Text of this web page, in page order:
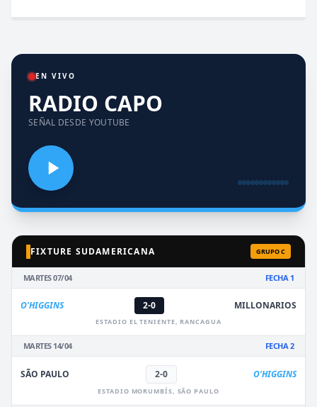
EN VIVO
RADIO CAPO
SEÑAL DESDE YOUTUBE
FIXTURE SUDAMERICANA GRUPO C
MARTES 07/04 FECHA 1
O'HIGGINS 2-0 MILLONARIOS
ESTADIO EL TENIENTE, RANCAGUA
MARTES 14/04 FECHA 2
SÃO PAULO 2-0 O'HIGGINS
ESTADIO MORUMBÍS, SÃO PAULO